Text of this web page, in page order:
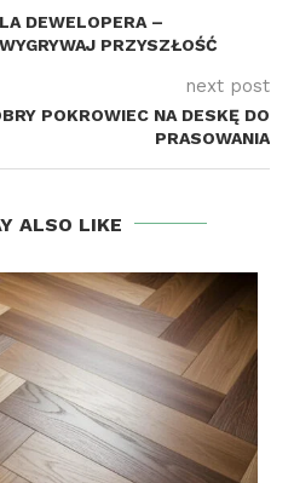
DEWELOPERA –
PRZYSZŁOŚĆ
next post
POKROWIEC NA DESKĘ DO
PRASOWANIA
ALSO LIKE